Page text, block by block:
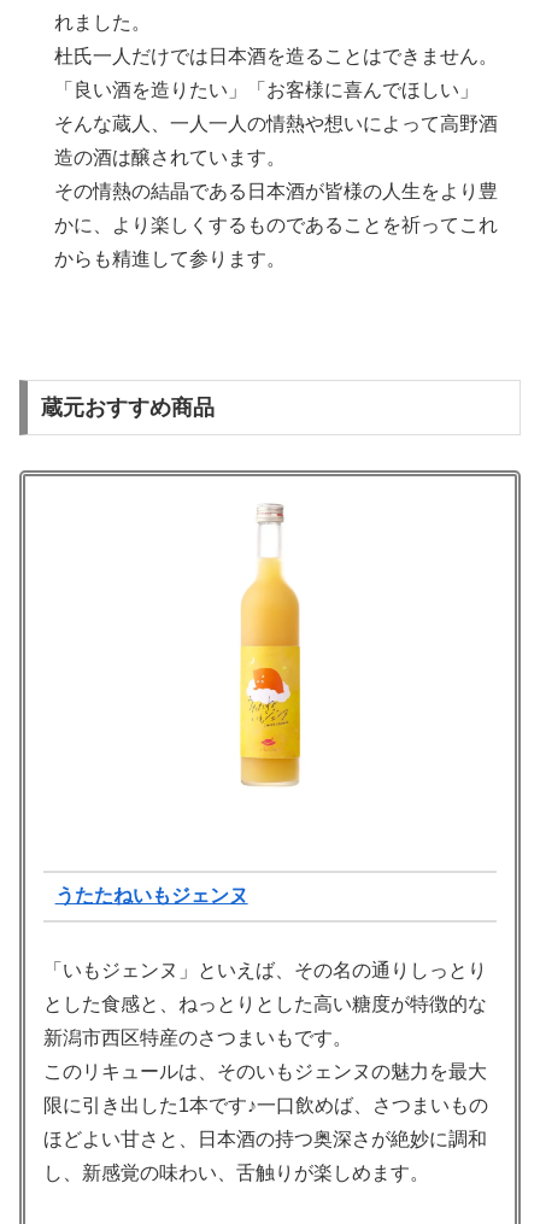
れました。
杜氏一人だけでは日本酒を造ることはできません。
「良い酒を造りたい」「お客様に喜んでほしい」
そんな蔵人、一人一人の情熱や想いによって高野酒
造の酒は醸されています。
その情熱の結晶である日本酒が皆様の人生をより豊
かに、より楽しくするものであることを祈ってこれ
からも精進して参ります。
蔵元おすすめ商品
うたたねいもジェンヌ
「いもジェンヌ」といえば、その名の通りしっとり
とした食感と、ねっとりとした高い糖度が特徴的な
新潟市西区特産のさつまいもです。
このリキュールは、そのいもジェンヌの魅力を最大
限に引き出した1本です♪一口飲めば、さつまいもの
ほどよい甘さと、日本酒の持つ奥深さが絶妙に調和
し、新感覚の味わい、舌触りが楽しめます。